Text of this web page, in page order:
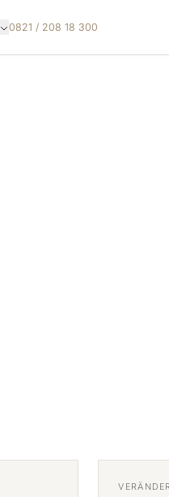
0821 / 208 18 300